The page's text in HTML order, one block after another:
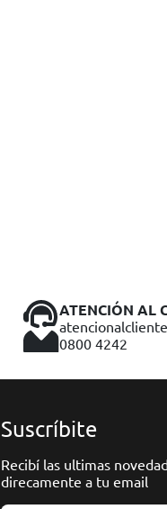
ATENCIÓN AL
0800 4242
Suscríbite
Recibí las ultimas
direcamente a tu email